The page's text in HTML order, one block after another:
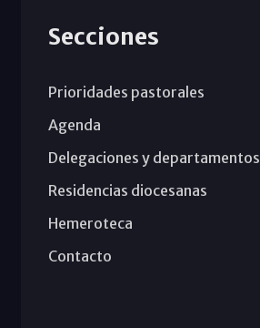
Secciones
Prioridades pastorales
Agenda
Delegaciones y departamentos
Residencias diocesanas
Hemeroteca
Contacto